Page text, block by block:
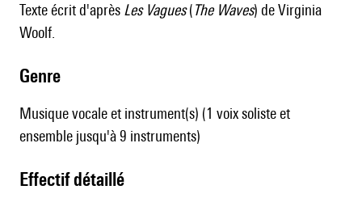
Texte écrit d'après Les Vagues(The Waves) de Virginia
Woolf.
genre
Musique vocale et instrument(s) (1 voix soliste et
ensemble jusqu'à 9 instruments)
effectif détaillé